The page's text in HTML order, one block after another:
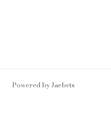
Powered by Jaebets